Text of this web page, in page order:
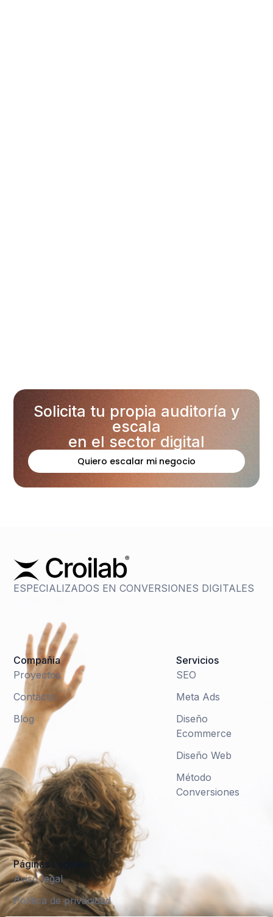
Solicita tu propia auditoría y
escala
en el sector digital
Quiero escalar mi negocio
ESPECIALIZADOS EN CONVERSIONES DIGITALES
Compañia
Proyectos
Contacto
Blog
Servicios
SEO
Meta Ads
Diseño
Ecommerce
Diseño Web
Método
Conversiones
Páginas Legales
Aviso legal
Política de privacidad